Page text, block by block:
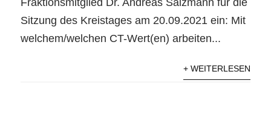
Fraktionsmitglied Dr. Andreas Salzmann für die
Sitzung des Kreistages am 20.09.2021 ein: Mit
welchem/welchen CT-Wert(en) arbeiten...
+ WEITERLESEN